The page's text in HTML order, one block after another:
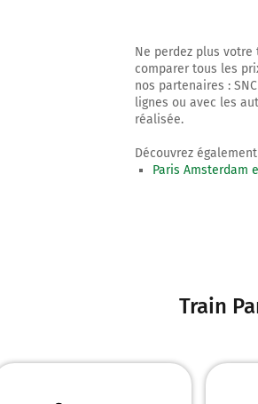
Ne perdez plus
comparer tous les
nos partenaires :
lignes ou avec les
réalisée.
Découvrez
Paris Amsterdam
Train